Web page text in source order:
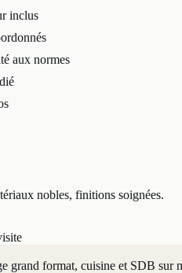
inclus
aux normes
nobles, finitions soignées.
grand format, cuisine et SDB sur